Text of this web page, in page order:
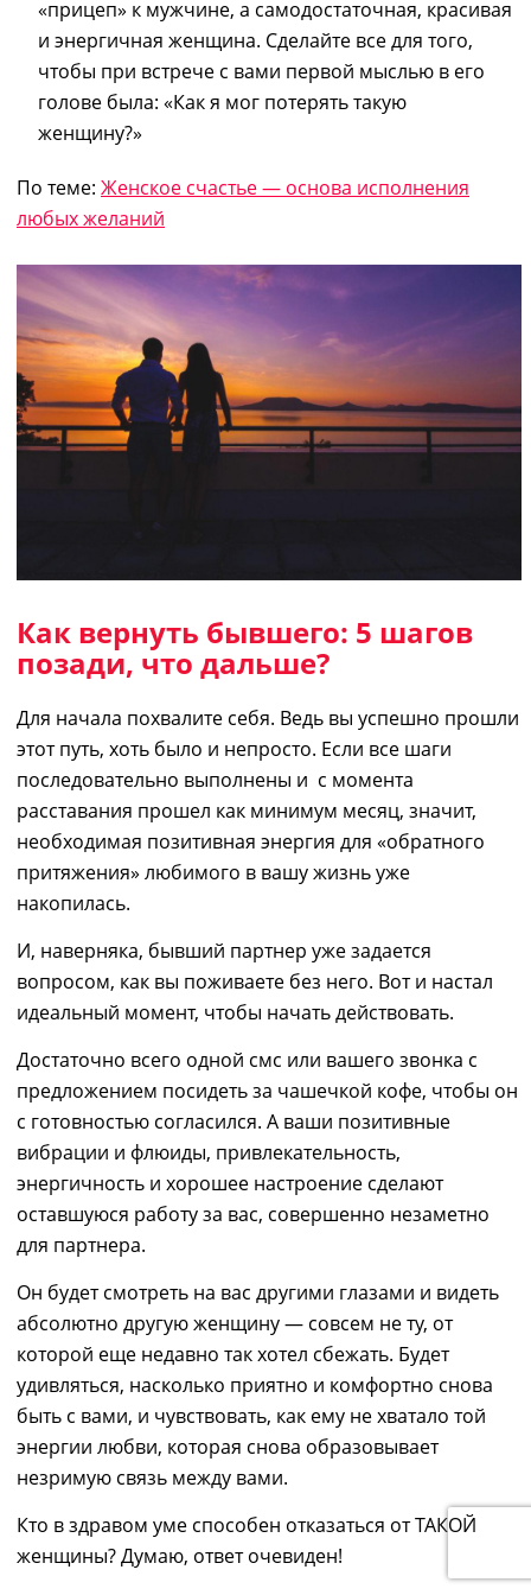
«прицеп» к мужчине, а самодостаточная, красивая
и энергичная женщина. Сделайте все для того,
чтобы при встрече с вами первой мыслью в его
голове была: «Как я мог потерять такую
женщину?»
По теме: Женское счастье — основа исполнения
любых желаний
Как вернуть бывшего: 5 шагов
позади, что дальше?
Для начала похвалите себя. Ведь вы успешно прошли
этот путь, хоть было и непросто. Если все шаги
последовательно выполнены и с момента
расставания прошел как минимум месяц, значит,
необходимая позитивная энергия для «обратного
притяжения» любимого в вашу жизнь уже
накопилась.
И, наверняка, бывший партнер уже задается
вопросом, как вы поживаете без него. Вот и настал
идеальный момент, чтобы начатьдействовать.
Достаточно всего одной смс или вашего звонка с
предложением посидеть за чашечкой кофе, чтобы он
с готовностью согласился. А ваши позитивные
вибрации и флюиды, привлекательность,
энергичность и хорошее настроение сделают
оставшуюся работу за вас, совершенно незаметно
для партнера.
Он будет смотреть на вас другими глазами и видеть
абсолютно другую женщину― совсем нету, от
которой еще недавно так хотел сбежать. Будет
удивляться, насколько приятно и комфортно снова
быть с вами, и чувствовать, как ему не хватало той
энергии любви, которая снова образовывает
незримую связь между вами.
Кто в здравом уме способен отказаться от ТАКОЙ
женщины? Думаю, ответ очевиден!